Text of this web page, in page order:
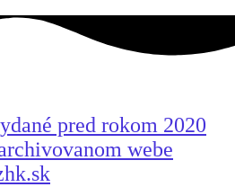
pred rokom 2020
webe